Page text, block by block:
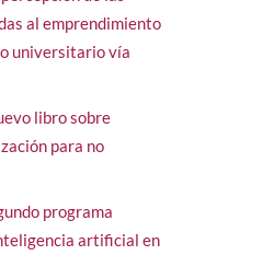
al emprendimiento
universitario vía
libro sobre
para no
programa
artificial en